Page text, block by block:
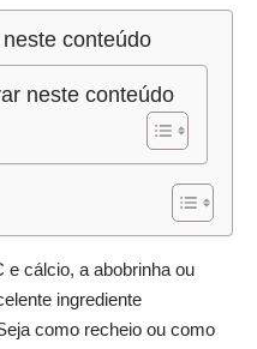
conteúdo
neste conteúdo
e cálcio, a abobrinha ou
ingrediente
como recheio ou como